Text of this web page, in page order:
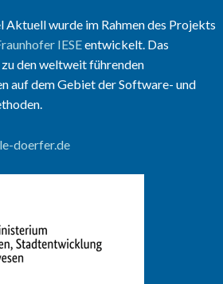
Aktuell wurde im Rahmen des Projekts
IESEentwickelt. Das
den weltweit führenden
auf dem Gebiet der Software- und
doerfer.de